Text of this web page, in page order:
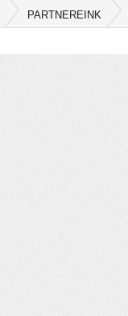
PARTNEREINK